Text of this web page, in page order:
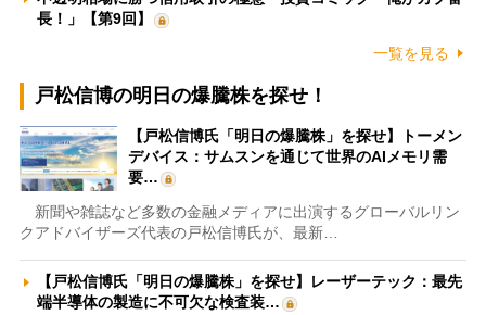
長！」【第9回】
一覧を見る
戸松信博の明日の爆騰株を探せ！
【戸松信博氏「明日の爆騰株」を探せ】トーメン
デバイス：サムスンを通じて世界のAIメモリ需
要…
新聞や雑誌など多数の金融メディアに出演するグローバルリン
クアドバイザーズ代表の戸松信博氏が、最新…
【戸松信博氏「明日の爆騰株」を探せ】レーザーテック：最先
端半導体の製造に不可欠な検査装…